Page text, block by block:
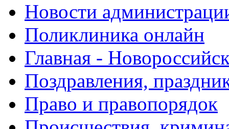
Новости
Поликлиника онлайн
Главная -
Поздравления,
Право и правопорядок